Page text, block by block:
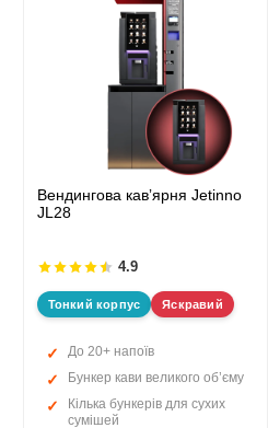
Вендингова кавʼярня Jetinno
JL28
4.9
Тонкий корпус Яскравий
До 20+ напоїв
Бункер кави великого об’єму
Кілька бункерів для сухих
сумішей